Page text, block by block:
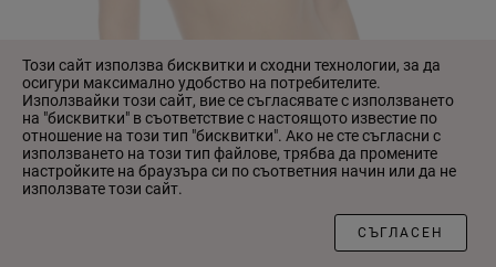
Този сайт използва бисквитки и сходни технологии, за да
осигури максимално удобство на потребителите.
Използвайки този сайт, вие се съгласявате с използването
на "бисквитки" в съответствие с настоящото известие по
отношение на този тип "бисквитки". Ако не сте съгласни с
използването на този тип файлове, трябва да промените
настройките на браузъра си по съответния начин или да не
използвате този сайт.
СЪГЛАСЕН